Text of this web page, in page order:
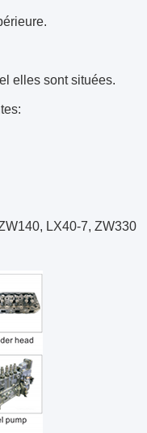
elles sont situées.
LX40-7, ZW330